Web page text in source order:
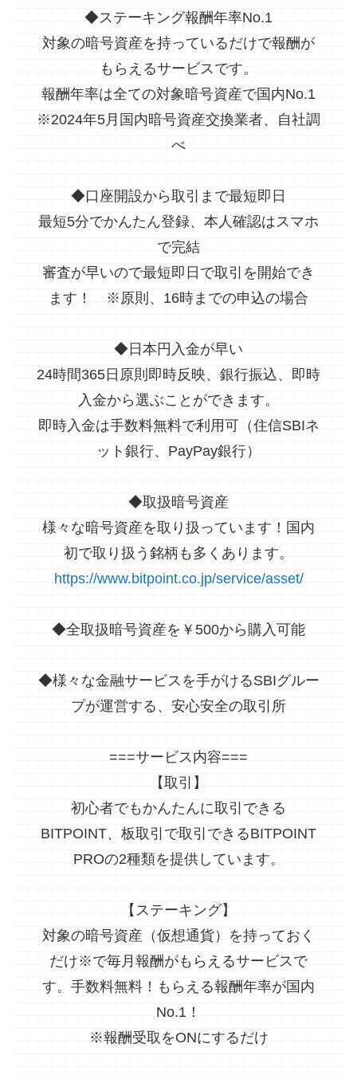
◆ステーキング報酬年率No.1
対象の暗号資産を持っているだけで報酬が
もらえるサービスです。
報酬年率は全ての対象暗号資産で国内No.1
※2024年5月国内暗号資産交換業者、自社調
べ
◆口座開設から取引まで最短即日
最短5分でかんたん登録、本人確認はスマホ
で完結
審査が早いので最短即日で取引を開始でき
ます！ ※原則、16時までの申込の場合
◆日本円入金が早い
24時間365日原則即時反映、銀行振込、即時
入金から選ぶことができます。
即時入金は手数料無料で利用可（住信SBIネ
ット銀行、PayPay銀行）
◆取扱暗号資産
様々な暗号資産を取り扱っています！国内
初で取り扱う銘柄も多くあります。
https://www.bitpoint.co.jp/service/asset/
◆全取扱暗号資産を￥500から購入可能
◆様々な金融サービスを手がけるSBIグルー
プが運営する、安心安全の取引所
===サービス内容===
【取引】
初心者でもかんたんに取引できる
BITPOINT、板取引で取引できるBITPOINT
PROの2種類を提供しています。
【ステーキング】
対象の暗号資産（仮想通貨）を持っておく
だけ※で毎月報酬がもらえるサービスで
す。手数料無料！もらえる報酬年率が国内
No.1！
※報酬受取をONにするだけ